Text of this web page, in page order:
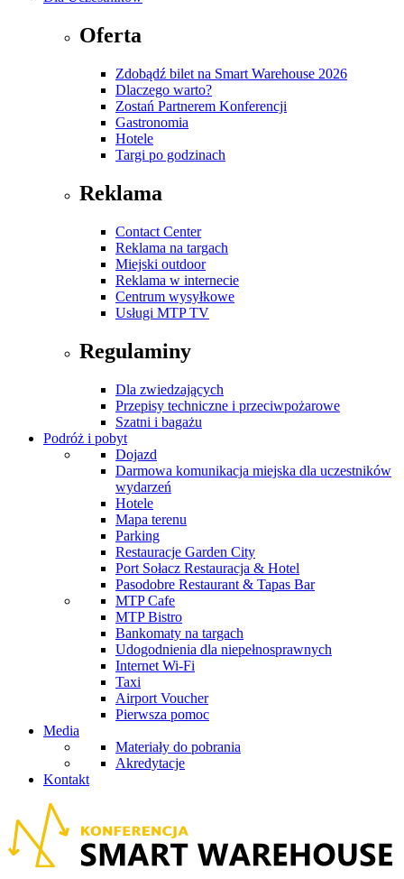
Oferta
Zdobądź bilet na Smart Warehouse 2026
Dlaczego warto?
Zostań Partnerem Konferencji
Gastronomia
Hotele
Targi po godzinach
Reklama
Contact Center
Reklama na targach
Miejski outdoor
Reklama w internecie
Centrum wysyłkowe
Usługi MTP TV
Regulaminy
Dla zwiedzających
Przepisy techniczne i przeciwpożarowe
Szatni i bagażu
Podróż i pobyt
Dojazd
Darmowa komunikacja miejska dla uczestników
wydarzeń
Hotele
Mapa terenu
Parking
Restauracje Garden City
Port Sołacz Restauracja & Hotel
Pasodobre Restaurant & Tapas Bar
MTP Cafe
MTP Bistro
Bankomaty na targach
Udogodnienia dla niepełnosprawnych
Internet Wi-Fi
Taxi
Airport Voucher
Pierwsza pomoc
Media
Materiały do pobrania
Akredytacje
Kontakt